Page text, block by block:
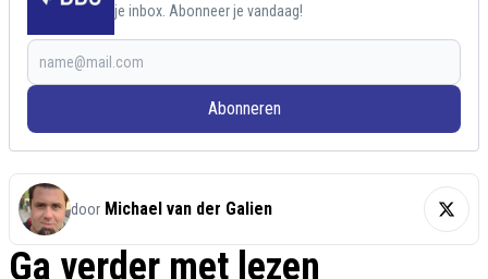
je inbox. Abonneer je vandaag!
Abonneren
door Michael van der Galien
Ga verder met lezen